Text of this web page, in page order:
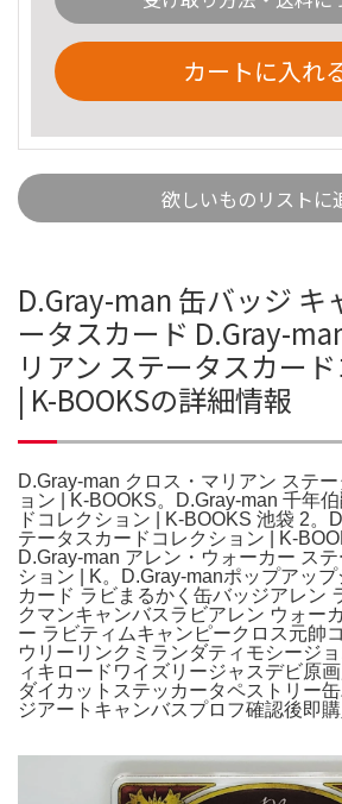
カートに入れ
欲しいものリストに
D.Gray-man 缶バッジ キ
ータスカード D.Gray-
リアン ステータスカー
| K-BOOKSの詳細情報
D.Gray-man クロス・マリアン ステ
ョン | K-BOOKS。D.Gray-man 千年
ドコレクション | K-BOOKS 池袋 2。
テータスカードコレクション | K-
D.Gray-man アレン・ウォーカー ス
ション | K。D.Gray-manポップアッ
カード ラビまるかく缶バッジアレン
クマンキャンバスラビアレン ウォー
ー ラビティムキャンピークロス元帥
ウリーリンクミランダティモシージ
ィキロードワイズリージャスデビ原
ダイカットステッカータペストリー
ジアートキャンバスプロフ確認後即